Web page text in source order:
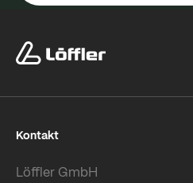
Kontakt
Löffler GmbH